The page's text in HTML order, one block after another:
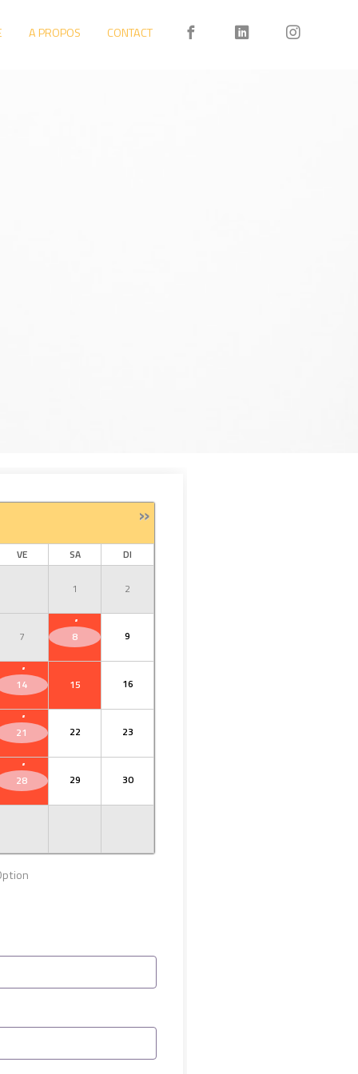
A PROPOS CONTACT
»
VE SA DI
1 2
7
·
8 9
·
14 15 16
·
21 22 23
·
28 29 30